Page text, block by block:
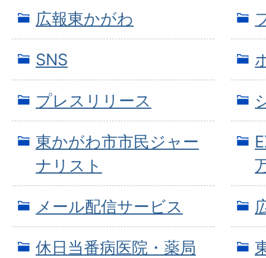
広報東かがわ
SNS
プレスリリース
東かがわ市市民ジャー
ナリスト
メール配信サービス
休日当番病医院・薬局